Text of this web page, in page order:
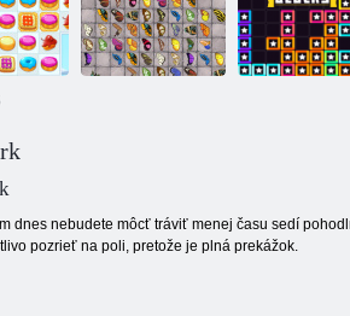
Orange ranč
Mahjong
Fortuna
2
dnes nebudete môcť tráviť menej času sedí
pozrieť na poli, pretože je plná prekážok.